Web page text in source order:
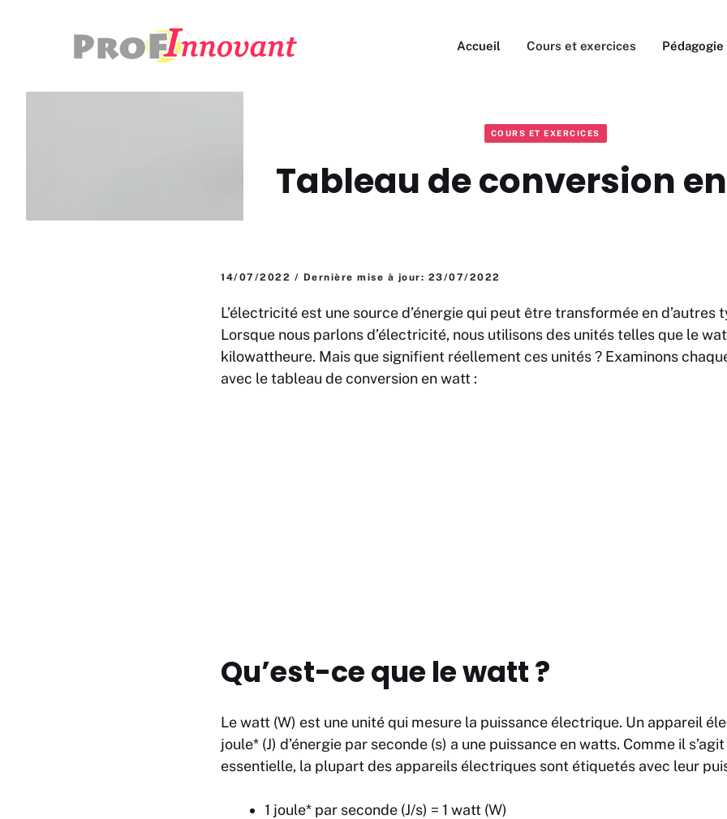
Accueil Cours et exercices Pédagogie
COURS ET EXERCICES
Tableau de conversion
14/07/2022 / Dernière mise à jour: 23/07/2022
L’électricité est une source d’énergie qui peut être transformée en d’autres
Lorsque nous parlons d’électricité, nous utilisons des unités telles que le
kilowattheure. Mais que signifient réellement ces unités ? Examinons
avec le tableau de conversion en watt :
Qu’est-ce que le watt ?
Le watt (W) est une unité qui mesure la puissance électrique. Un appareil
joule* (J) d’énergie par seconde (s) a une puissance en watts. Comme il
essentielle, la plupart des appareils électriques sont étiquetés avec leur
1 joule* par seconde (J/s) = 1 watt (W)